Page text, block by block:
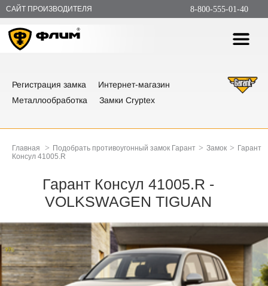
САЙТ ПРОИЗВОДИТЕЛЯ 8-800-555-01-40
Регистрация замка
Интернет-магазин
Металлообработка
Замки Cryptex
Главная > Подобрать противоугонный замок Гарант > Замок > Гарант
Консул 41005.R
Гарант Консул 41005.R -
VOLKSWAGEN TIGUAN